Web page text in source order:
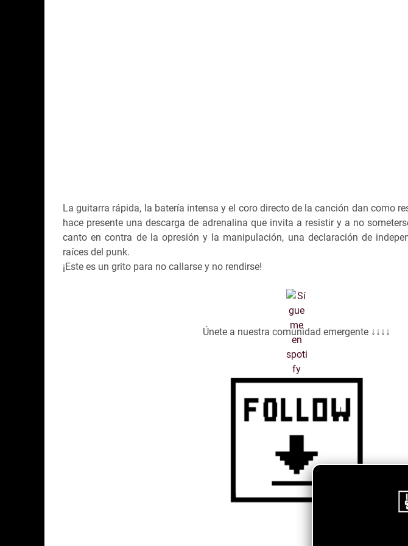
La guitarra rápida, la batería intensa y el coro directo de la canción dan como
hace presente una descarga de adrenalina que invita a resistir y a no
canto en contra de la opresión y la manipulación, una declaración de
raíces del punk.
¡Este es un grito para no callarse y no rendirse!
Únete a nuestra comunidad emergente ↓↓↓↓